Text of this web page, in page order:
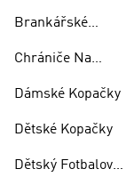
Brankářské
Chrániče Na
Dámské Kopačky
Dětské Kopačky
Dětský Fotbalový